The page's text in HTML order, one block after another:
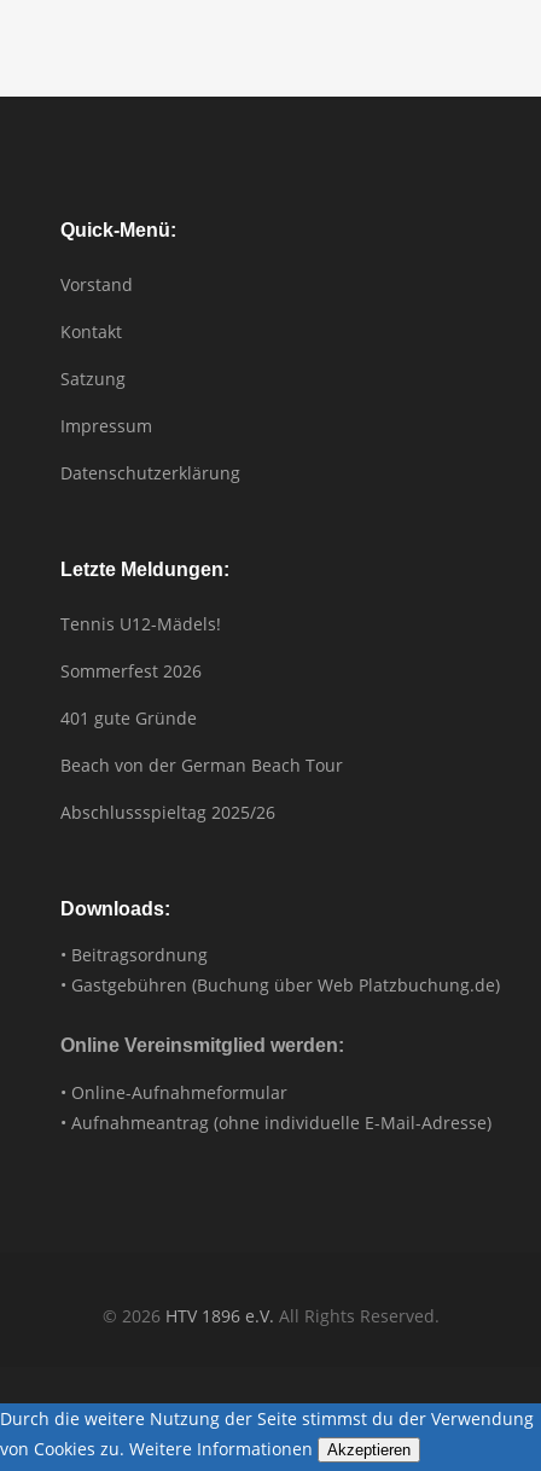
Quick-Menü:
Vorstand
Kontakt
Satzung
Impressum
Datenschutzerklärung
Letzte Meldungen:
Tennis U12-Mädels!
Sommerfest 2026
401 gute Gründe
Beach von der German Beach Tour
Abschlussspieltag 2025/26
Downloads:
• Beitragsordnung
• Gastgebühren (Buchung über Web Platzbuchung.de)
Online Vereinsmitglied werden:
• Online-Aufnahmeformular
• Aufnahmeantrag (ohne individuelle E-Mail-Adresse)
© 2026 HTV 1896 e.V. All Rights Reserved.
Durch die weitere Nutzung der Seite stimmst du der Verwendung
von Cookies zu. Weitere Informationen Akzeptieren